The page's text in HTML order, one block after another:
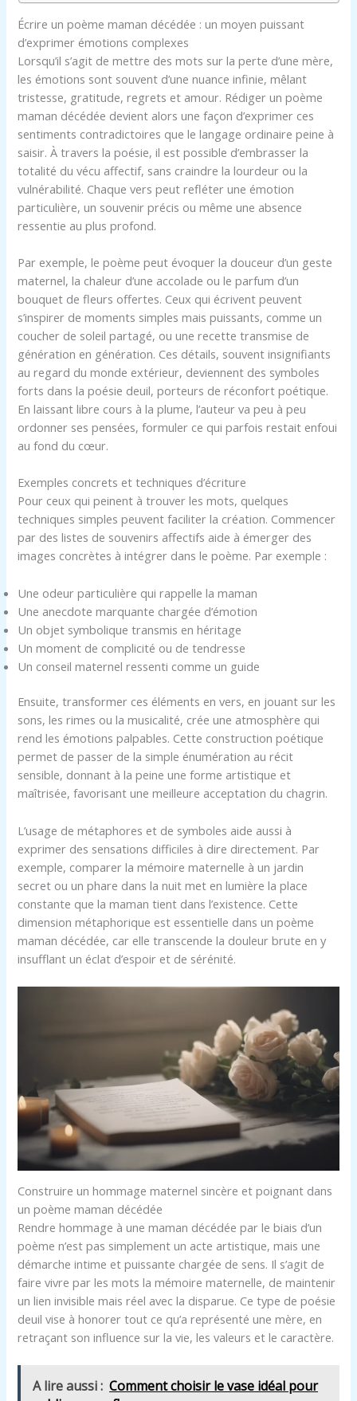
Écrire un poème maman décédée : un moyen puissant
d’exprimer émotions complexes
Lorsqu’il s’agit de mettre des mots sur la perte d’une mère,
les émotions sont souvent d’une nuance infinie, mêlant
tristesse, gratitude, regrets et amour. Rédiger un poème
maman décédée devient alors une façon d’exprimer ces
sentiments contradictoires que le langage ordinaire peine à
saisir. À travers la poésie, il est possible d’embrasser la
totalité du vécu affectif, sans craindre la lourdeur ou la
vulnérabilité. Chaque vers peut refléter une émotion
particulière, un souvenir précis ou même une absence
ressentie au plus profond.
Par exemple, le poème peut évoquer la douceur d’un geste
maternel, la chaleur d’une accolade ou le parfum d’un
bouquet de fleurs offertes. Ceux qui écrivent peuvent
s’inspirer de moments simples mais puissants, comme un
coucher de soleil partagé, ou une recette transmise de
génération en génération. Ces détails, souvent insignifiants
au regard du monde extérieur, deviennent des symboles
forts dans la poésie deuil, porteurs de réconfort poétique.
En laissant libre cours à la plume, l’auteur va peu à peu
ordonner ses pensées, formuler ce qui parfois restait enfoui
au fond du cœur.
Exemples concrets et techniques d’écriture
Pour ceux qui peinent à trouver les mots, quelques
techniques simples peuvent faciliter la création. Commencer
par des listes de souvenirs affectifs aide à émerger des
images concrètes à intégrer dans le poème. Par exemple :
Une odeur particulière qui rappelle la maman
Une anecdote marquante chargée d’émotion
Un objet symbolique transmis en héritage
Un moment de complicité ou de tendresse
Un conseil maternel ressenti comme un guide
Ensuite, transformer ces éléments en vers, en jouant sur les
sons, les rimes ou la musicalité, crée une atmosphère qui
rend les émotions palpables. Cette construction poétique
permet de passer de la simple énumération au récit
sensible, donnant à la peine une forme artistique et
maîtrisée, favorisant une meilleure acceptation du chagrin.
L’usage de métaphores et de symboles aide aussi à
exprimer des sensations difficiles à dire directement. Par
exemple, comparer la mémoire maternelle à un jardin
secret ou un phare dans la nuit met en lumière la place
constante que la maman tient dans l’existence. Cette
dimension métaphorique est essentielle dans un poème
maman décédée, car elle transcende la douleur brute en y
insufflant un éclat d’espoir et de sérénité.
Construire un hommage maternel sincère et poignant dans
un poème maman décédée
Rendre hommage à une maman décédée par le biais d’un
poème n’est pas simplement un acte artistique, mais une
démarche intime et puissante chargée de sens. Il s’agit de
faire vivre par les mots la mémoire maternelle, de maintenir
un lien invisible mais réel avec la disparue. Ce type de poésie
deuil vise à honorer tout ce qu’a représenté une mère, en
retraçant son influence sur la vie, les valeurs et le caractère.
A lire aussi : Comment choisir le vase idéal pour